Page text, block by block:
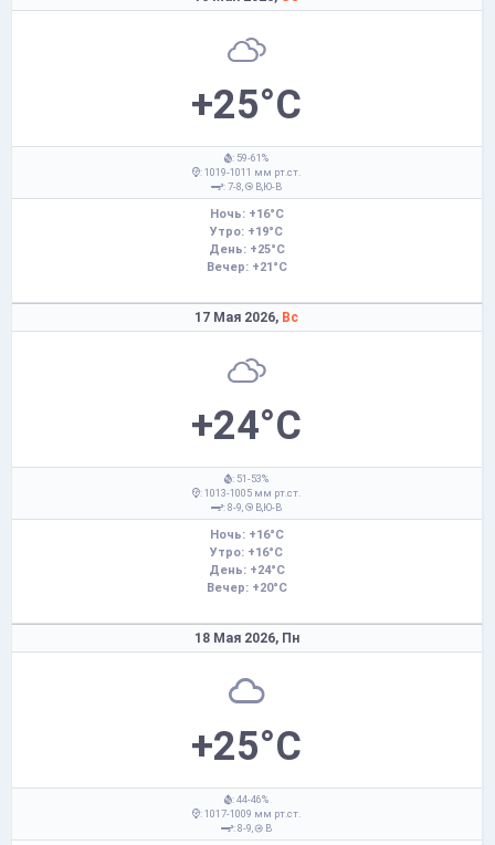
+25°C
: 59-61%
: 1019-1011 мм рт.ст.
: 7-8,
В,Ю-В
Ночь: +16°C
Утро: +19°C
День: +25°C
Вечер: +21°C
17 Мая 2026, Вс
+24°C
: 51-53%
: 1013-1005 мм рт.ст.
: 8-9,
В,Ю-В
Ночь: +16°C
Утро: +16°C
День: +24°C
Вечер: +20°C
18 Мая 2026, Пн
+25°C
: 44-46%
: 1017-1009 мм рт.ст.
: 8-9,
В